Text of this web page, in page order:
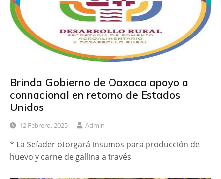
Brinda Gobierno de Oaxaca apoyo a
connacional en retorno de Estados
Unidos
12 Febrero, 2025 Admin
* La Sefader otorgará insumos para producción de
huevo y carne de gallina a través